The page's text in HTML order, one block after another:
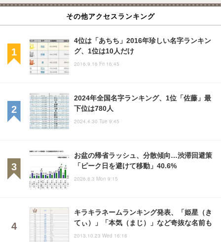
その他アクセスランキング
4位は「あちち」2016年珍しい名字ランキン
グ、1位は10人だけ
2016.9.16 Fri 16:45
2024年全国名字ランキング、1位「佐藤」最
下位は780人
2024.4.30 Tue 9:45
お盆の帰省ラッシュ、分散傾向…渋滞回避策
「ピーク日を避けて移動」40.6%
2026.8.3 Mon 9:15
キラキラネームランキング発表、「姫星（き
てぃ）」「本気（まじ）」など奇抜な名前も
2013.10.23 Wed 16:18